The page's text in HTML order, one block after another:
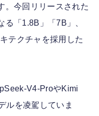
。今回リリースされた
る「1.8B」「7B」、
テクチャを採用した
V4-ProやKimi
ルを凌駕していま